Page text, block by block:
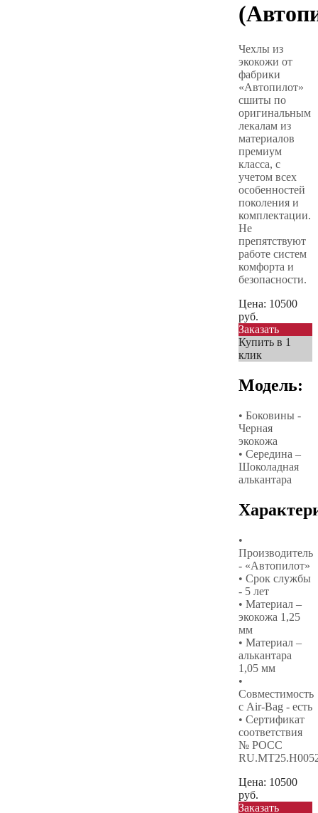
Чехлы из
экокожи от
фабрики
«Автопилот»
сшиты по
оригинальным
лекалам из
материалов
премиум
класса, с
учетом всех
особенностей
поколения и
комплектации.
Не
препятствуют
работе систем
комфорта и
безопасности.
Цена: 10500
руб.
Заказать
Купить в 1
клик
Модель:
• Боковины -
Черная
экокожа
• Середина –
Шоколадная
алькантара
•
Производитель
- «Автопилот»
• Срок службы
- 5 лет
• Материал –
экокожа 1,25
мм
• Материал –
алькантара
1,05 мм
•
Совместимость
с Air-Bag - есть
• Сертификат
соответствия
№ РОСС
Цена: 10500
руб.
Заказать